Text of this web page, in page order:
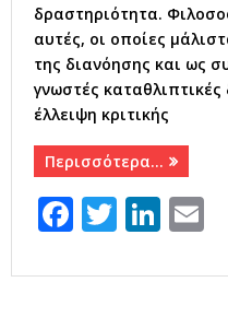
δραστηριότητα.
αυτές, οι οποίες
της διανόησης και ως
γνωστές
έλλειψη κριτικής
Περισσότερα…
F
c
T
it
Li
k